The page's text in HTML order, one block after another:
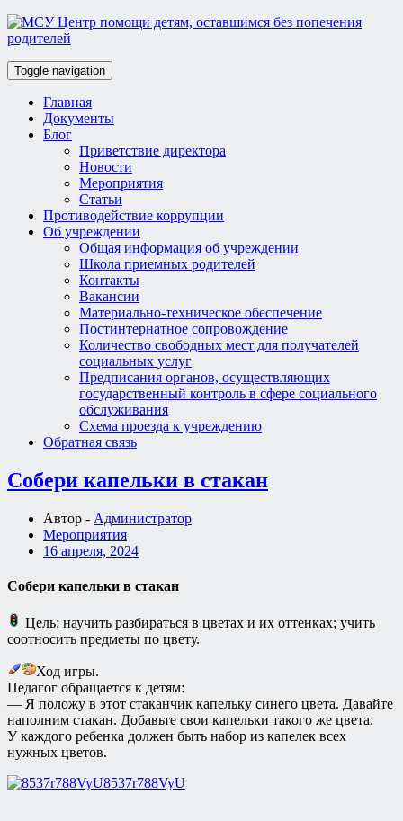
Toggle navigation
Главная
Документы
Блог
Приветствие директора
Новости
Мероприятия
Статьи
Противодействие коррупции
Об учреждении
Общая информация об учреждении
Школа приемных родителей
Контакты
Вакансии
Материально-техническое обеспечение
Постинтернатное сопровождение
Количество свободных мест для получателей
социальных услуг
Предписания органов, осуществляющих
государственный контроль в сфере социального
обслуживания
Схема проезда к учреждению
Обратная связь
Собери капельки в стакан
Автор - Администратор
Мероприятия
16 апреля, 2024
Собери капельки в стакан
Цель: научить разбираться в цветах и их оттенках; учить
соотносить предметы по цвету.
Ход игры.
Педагог обращается к детям:
— Я положу в этот стаканчик капельку синего цвета. Давайте
наполним стакан. Добавьте свои капельки такого же цвета.
У каждого ребенка должен быть набор из капелек всех
нужных цветов.
8537r788VyU